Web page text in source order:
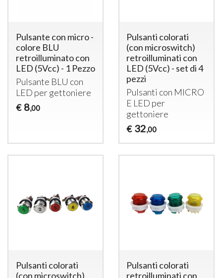
Pulsante con micro -
colore BLU
retroilluminato con
LED (5Vcc) - 1 Pezzo
Pulsante BLU con
LED per gettoniere
€ 8,00
Pulsanti colorati
(con microswitch)
retroilluminati con
LED (5Vcc) - set di 4
pezzi
Pulsanti con MICRO
E LED per
gettoniere
€ 32,00
Pulsanti colorati
(con microswitch)
Pulsanti colorati
retroilluminati con